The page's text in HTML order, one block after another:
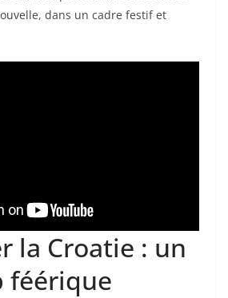
dans un cadre festif et
la Croatie : un
féérique